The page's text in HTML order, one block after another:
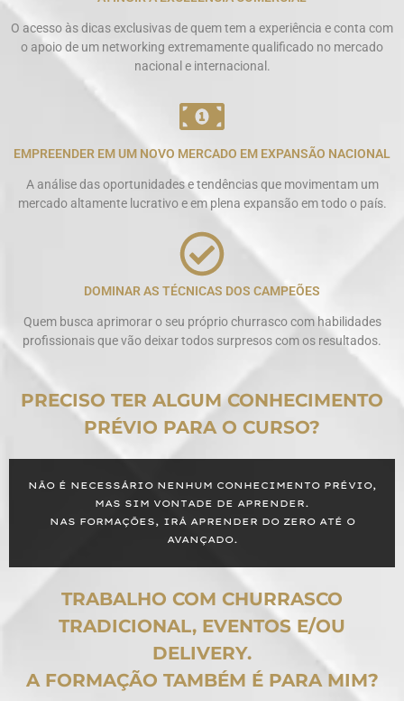
O acesso às dicas exclusivas de quem tem a experiência e conta com
o apoio de um networking extremamente qualificado no mercado
nacional e internacional.
EMPREENDER EM UM NOVO MERCADO EM EXPANSÃO NACIONAL
A análise das oportunidades e tendências que movimentam um
mercado altamente lucrativo e em plena expansão em todo o país.
DOMINAR AS TÉCNICAS DOS CAMPEÕES
Quem busca aprimorar o seu próprio churrasco com habilidades
profissionais que vão deixar todos surpresos com os resultados.
PRECISO TER ALGUM CONHECIMENTO
PRÉVIO PARA O CURSO?
NÃO É NECESSÁRIO NENHUM CONHECIMENTO PRÉVIO,
MAS SIM VONTADE DE APRENDER.
NAS FORMAÇÕES, IRÁ APRENDER DO ZERO ATÉ O
AVANÇADO.
TRABALHO COM CHURRASCO
TRADICIONAL, EVENTOS E/OU
DELIVERY.
A FORMAÇÃO TAMBÉM É PARA MIM?